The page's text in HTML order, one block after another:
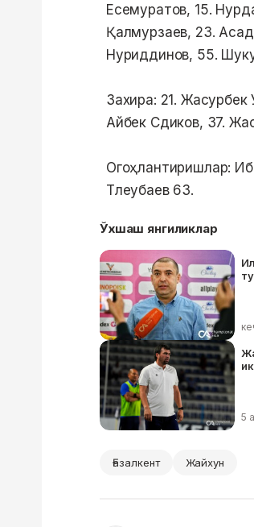
Есемуратов, 15.
Қалмурзаев, 23.
Нуриддинов, 55.
Захира: 21.
Айбек Сдиков, 37.
Огоҳлантиришлар:
Тлеубаев 63.
Ўхшаш янгиликлар
5
Ғазалкент Жайхун